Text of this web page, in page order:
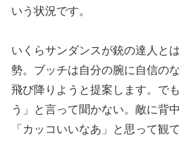
いう状況です。
いくらサンダンスが銃の達人と
勢。ブッチは自分の腕に自信の
飛び降りようと提案します。で
う」と言って聞かない。敵に背
「カッコいいなあ」と思って観